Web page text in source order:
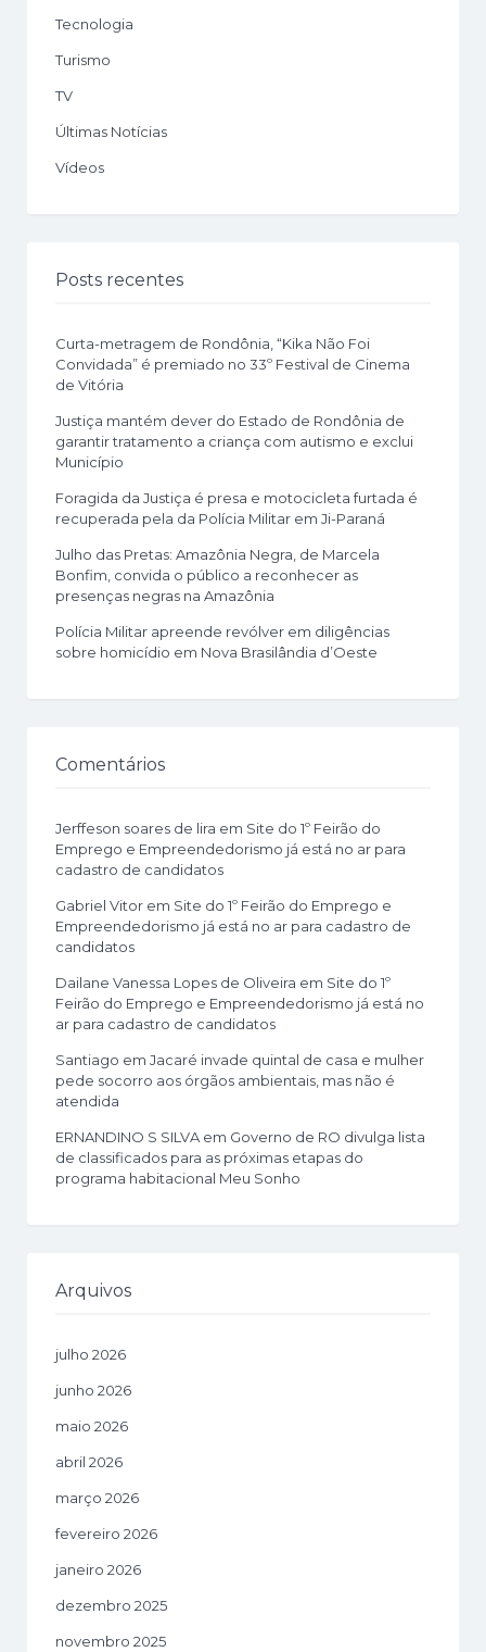
Tecnologia
Turismo
TV
Últimas Notícias
Vídeos
Posts recentes
Curta-metragem de Rondônia, “Kika Não Foi
Convidada” é premiado no 33º Festival de Cinema
de Vitória
Justiça mantém dever do Estado de Rondônia de
garantir tratamento a criança com autismo e exclui
Município
Foragida da Justiça é presa e motocicleta furtada é
recuperada pela da Polícia Militar em Ji-Paraná
Julho das Pretas: Amazônia Negra, de Marcela
Bonfim, convida o público a reconhecer as
presenças negras na Amazônia
Polícia Militar apreende revólver em diligências
sobre homicídio em Nova Brasilândia d’Oeste
Comentários
Jerffeson soares de lira em Site do 1º Feirão do
Emprego e Empreendedorismo já está no ar para
cadastro de candidatos
Gabriel Vitor em Site do 1º Feirão do Emprego e
Empreendedorismo já está no ar para cadastro de
candidatos
Dailane Vanessa Lopes de Oliveira em Site do 1º
Feirão do Emprego e Empreendedorismo já está no
ar para cadastro de candidatos
Santiago em Jacaré invade quintal de casa e mulher
pede socorro aos órgãos ambientais, mas não é
atendida
ERNANDINO S SILVA em Governo de RO divulga lista
de classificados para as próximas etapas do
programa habitacional Meu Sonho
Arquivos
julho 2026
junho 2026
maio 2026
abril 2026
março 2026
fevereiro 2026
janeiro 2026
dezembro 2025
novembro 2025